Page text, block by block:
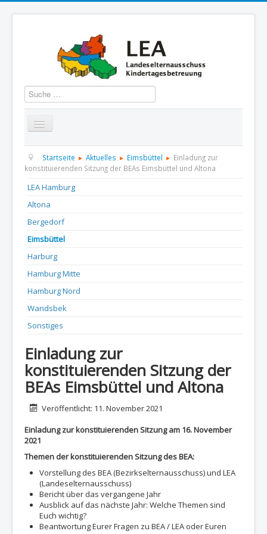
Suchen
Startseite Über uns Aktuelles Termine
Informationen
Kontakt
Startseite Aktuelles Eimsbüttel
Einladung zur
konstituierenden Sitzung der BEAs Eimsbüttel und Altona
LEA Hamburg
Altona
Bergedorf
Eimsbüttel
Harburg
Hamburg Mitte
Hamburg Nord
Wandsbek
Sonstiges
Einladung zur
konstituierenden Sitzung der
BEAs Eimsbüttel und Altona
DetailsVeröffentlicht: 11. November 2021
Einladung zur konstituierenden Sitzung am 16. November
2021
Themen der konstituierenden Sitzung des BEA:
Vorstellung des BEA (Bezirkselternausschuss) und LEA
(Landeselternausschuss)
Bericht über das vergangene Jahr
Ausblick auf das nächste Jahr: Welche Themen sind
Euch wichtig?
Beantwortung Eurer Fragen zu BEA / LEA oder Euren